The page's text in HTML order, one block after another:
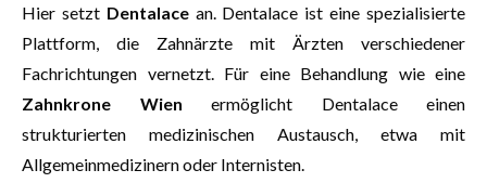
Hier setzt Dentalacean. Dentalace ist eine spezialisierte
Plattform, die Zahnärzte mit Ärzten verschiedener
Fachrichtungen vernetzt. Für eine Behandlung wie eine
Zahnkrone Wien ermöglicht Dentalace einen
strukturierten medizinischen Austausch, etwa mit
Allgemeinmedizinern oder Internisten.